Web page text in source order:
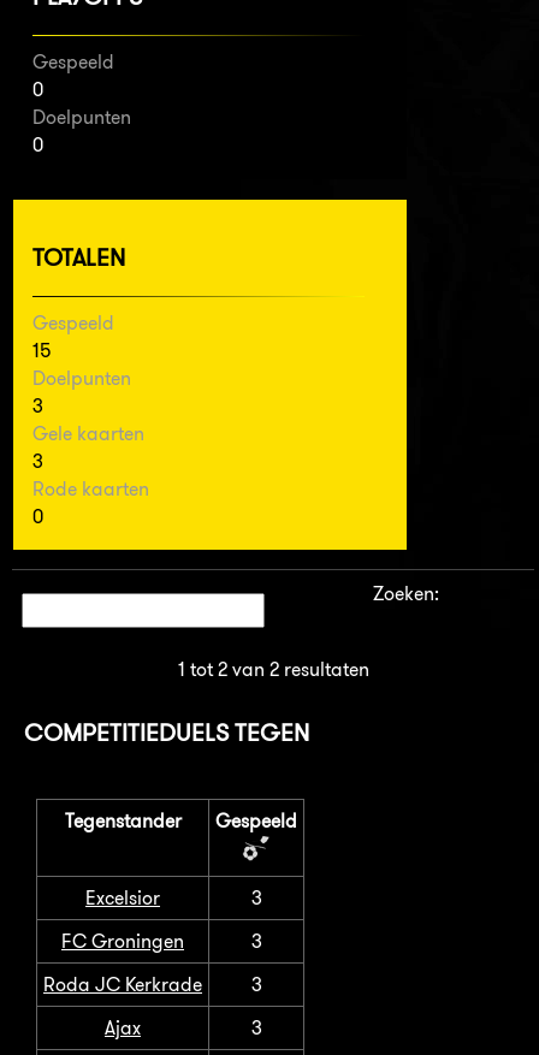
Gespeeld
0
Doelpunten
0
TOTALEN
Gespeeld
15
Doelpunten
3
Gele kaarten
3
Rode kaarten
0
Zoeken:
1 tot 2 van 2 resultaten
COMPETITIEDUELS TEGEN
Tegenstander Gespeeld
Excelsior
3
FC Groningen
3
Roda JC Kerkrade
3
Ajax
3